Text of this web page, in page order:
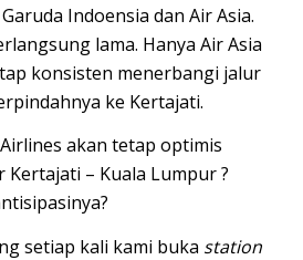
Indoensia dan Air Asia.
lama. Hanya Air Asia
konsisten menerbangi jalur
ke Kertajati.
akan tetap optimis
– Kuala Lumpur ?
setiap kali kami buka station